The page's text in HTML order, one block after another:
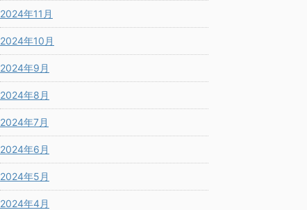
2024年11月
2024年10月
2024年9月
2024年8月
2024年7月
2024年6月
2024年5月
2024年4月